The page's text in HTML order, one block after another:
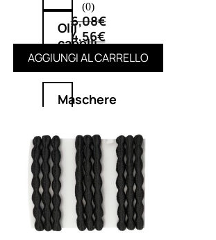
Olii
capelli
Maschere
Lozioni
Fiale
Sieri
(0)
6,08€
4,56€
AGGIUNGI AL CARRELLO